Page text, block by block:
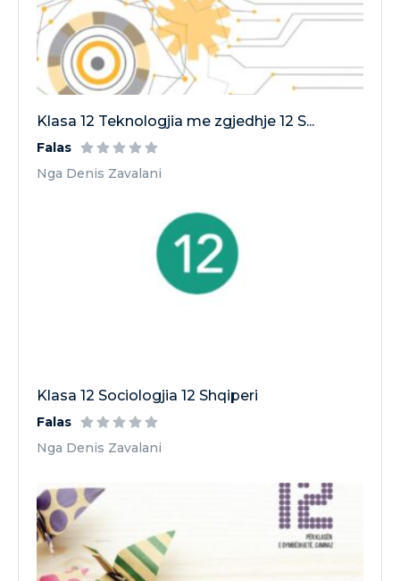
Klasa 12 Teknologjia me zgjedhje 12 S...
Falas
Nga Denis Zavalani
Klasa 12 Sociologjia 12 Shqiperi
Falas
Nga Denis Zavalani